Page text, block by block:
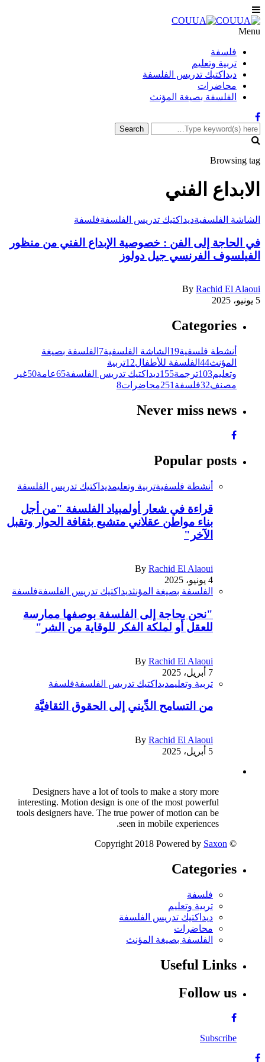
Menu
فلسفة
تربية وتعليم
ديداكتيك تدريس الفلسفة
محاضرات
الفلسفة بصيغة المؤنث
Browsing tag
الابداع الفني
الشاشة الفلسفيةديداكتيك تدريس الفلسفةفلسفة
في الحاجة إلى الفن : خصوصية الإبداع الفني من منظور
الفيلسوف الفرنسي جيل دولوز
By Rachid El Alaoui
5 يونيو، 2025
Categories
أنشطة فلسفية19 الشاشة الفلسفية7 الفلسفة بصيغة
المؤنث44 الفلسفة للأطفال12تربية
وتعليم103ترجمة155ديداكتيك تدريس الفلسفة65عامة50غير
مصنف32فلسفة 251محاضرات8
Never miss news
Popular posts
أنشطة فلسفيةتربية وتعليمديداكتيك تدريس الفلسفة
قراءة في شعار أولمبياد الفلسفة "من أجل
بناء مواطن عقلاني متشبع بثقافة الحوار وتقبل
الآخر"
By Rachid El Alaoui
4 يونيو، 2025
الفلسفة بصيغة المؤنثديداكتيك تدريس الفلسفةفلسفة
"نحن بحاجة إلى الفلسفة بوصفها ممارسة
للعقل أو لملكة الفكر للوقاية من الشر"
By Rachid El Alaoui
7 أبريل، 2025
تربية وتعليمديداكتيك تدريس الفلسفةفلسفة
من التسامح الدِّيني إلى الحقوق الثقافيَّة
By Rachid El Alaoui
5 أبريل، 2025
Designers have a lot of tools to make a story more
interesting. Motion design is one of the most powerful
tools designers have. The true power of motion can be
seen in mobile experiences.
© Copyright 2018 Powered by
Saxon
Categories
فلسفة
تربية وتعليم
ديداكتيك تدريس الفلسفة
محاضرات
الفلسفة بصيغة المؤنث
Useful Links
Follow us
Subscribe